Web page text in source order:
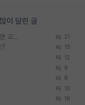
이 달린 글
SSH 박사과정을 그만두고 지방대 박사로 옮기면 교수의 꿈은 끝일까요? 21
? 15
12
9
8
10
16